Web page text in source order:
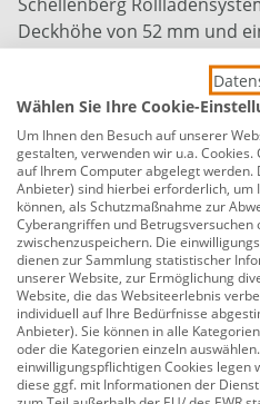
Deckhöhe von 52 mm und
integrierten Gummikeder,
Aufsetzen des Rollladens
Festfrieren oder
sorgt. Die im Set
können Sie bei Bedarf an
festschrauben. Wir
manuellen
versehentliche Einziehen
Rollladenkasten zu
Alle Zubehörteile des
Maxi sind mit diesem
Wählen Sie Ihre Cookie-
Um Ihnen den Besuch auf unserer
gestalten, verwenden wir u.a.
auf Ihrem Computer abgelegt werden.
Anbieter) sind hierbei erforderlich, um
können, als Schutzmaßnahme zur
Cyberangriffen und Betrugsversuchen
zwischenzuspeichern. Die
dienen zur Sammlung statistischer
unserer Website, zur Ermöglichung
Website, die das Websiteerlebnis
individuell auf Ihre Bedürfnisse
Anbieter). Sie können in alle
oder die Kategorien einzeln
einwilligungspflichtigen Cookies legen
diese ggf. mit Informationen der